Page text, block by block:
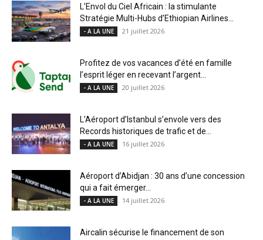
L’Envol du Ciel Africain : la stimulante
Stratégie Multi-Hubs d’Ethiopian Airlines...
- A LA UNE 21 juillet 2026
Profitez de vos vacances d’été en famille
l’esprit léger en recevant l’argent...
- A LA UNE 20 juillet 2026
L’Aéroport d’Istanbul s’envole vers des
Records historiques de trafic et de...
- A LA UNE 16 juillet 2026
Aéroport d’Abidjan : 30 ans d’une concession
qui a fait émerger...
- A LA UNE 14 juillet 2026
Aircalin sécurise le financement de son